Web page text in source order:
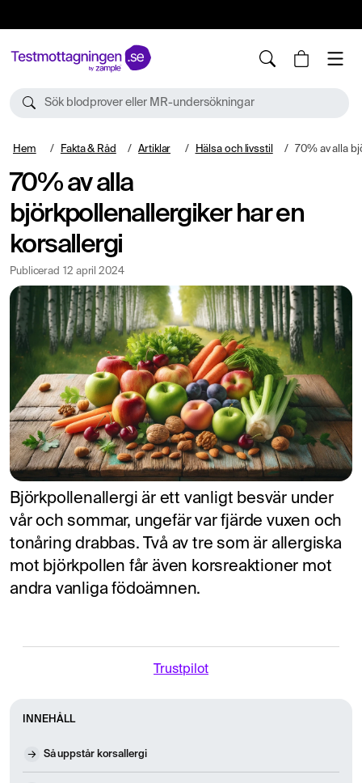
Sök blodprover eller MR-undersökningar
Hem Fakta & Råd Artiklar Hälsa och livsstil 70% av alla
70% av alla
björkpollenallergiker har en
korsallergi
Publicerad 12 april 2024
Björkpollenallergi är ett vanligt besvär under
vår och sommar, ungefär var fjärde vuxen och
tonåring drabbas. Två av tre som är allergiska
mot björkpollen får även korsreaktioner mot
andra vanliga födoämnen.
Trustpilot
INNEHÅLL
Så uppstår korsallergi